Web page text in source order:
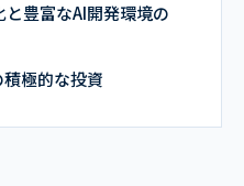
豊富なAI開発環境の
極的な投資